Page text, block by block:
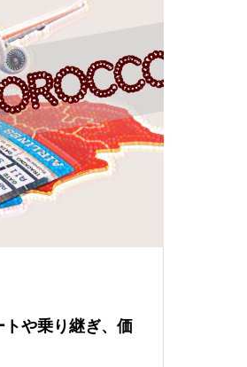
トや乗り継ぎ、価